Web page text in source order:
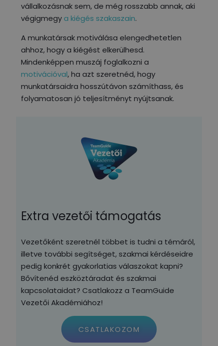
vállalkozásnak sem, de még rosszabb annak, aki
végigmegya kiégés szakaszain.
A munkatársak motiválása elengedhetetlen
ahhoz, hogy a kiégést elkerülhesd.
Mindenképpen muszáj foglalkozni a
motivációval, ha azt szeretnéd, hogy
munkatársaidra hosszútávon számíthass, és
folyamatosan jó teljesítményt nyújtsanak.
Extra vezetői támogatás
Vezetőként szeretnél többet is tudni a témáról,
illetve további segítséget, szakmai kérdéseidre
pedig konkrét gyakorlatias válaszokat kapni?
Bővítenéd eszköztáradat és szakmai
kapcsolataidat? Csatlakozz a TeamGuide
Vezetői Akadémiához!
CSATLAKOZOM